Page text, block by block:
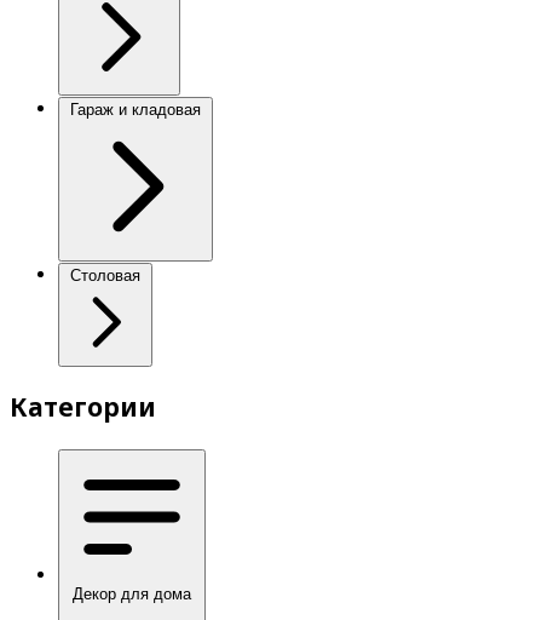
Гараж и кладовая
Столовая
Категории
Декор для дома